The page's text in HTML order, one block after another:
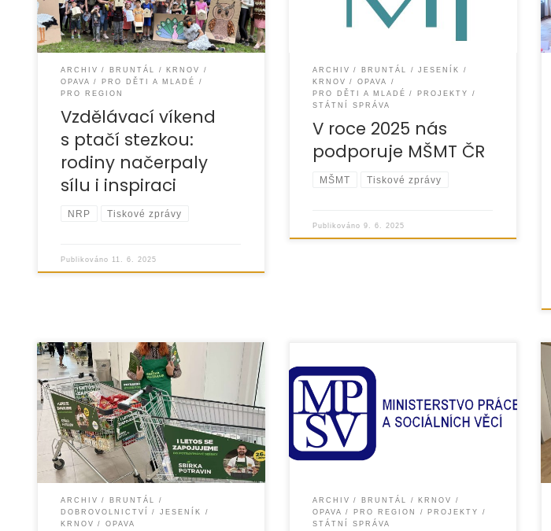
Akce se konala v malebném
ARCHIV BRUNTÁL
KRNOV
OPAVA
PRO DĚTI A MLADÉ
PRO REGION
Vzdělávací víkend
s ptačí stezkou:
rodiny načerpaly
sílu i inspiraci
NRP Tiskové zprávy
Publikováno 11. 6. 2025
projektů zaměřených na podporu
ARCHIV BRUNTÁL
JESENÍK
KRNOV
OPAVA
PRO DĚTI A MLADÉ
PROJEKTY
STÁTNÍ SPRÁVA
V roce 2025 nás
podporuje MŠMT ČR
MŠMT Tiskové zprávy
Publikováno9. 6. 2025
Také v roce 2025 se naše
organizace EUROTOPIA.CZ tradičně
zapojila do celorepublikové Sbírky
potravin, která proběhla v sobotu
26. dubna. Tato akce se
ARCHIV
BRUNTÁL
DOBROVOLNICTVÍ
JESENÍK
KRNOV
OPAVA
Eurotopia realizuje projekt „Jde to
i jinak“, který je podpořen
Ministerstvem práce a sociálních
věcí. Díky tomuto projektu budeme
moci poskytnout cílenou
ARCHIV BRUNTÁL
KRNOV
OPAVA
PRO REGION
PROJEKTY
STÁTNÍ SPRÁVA